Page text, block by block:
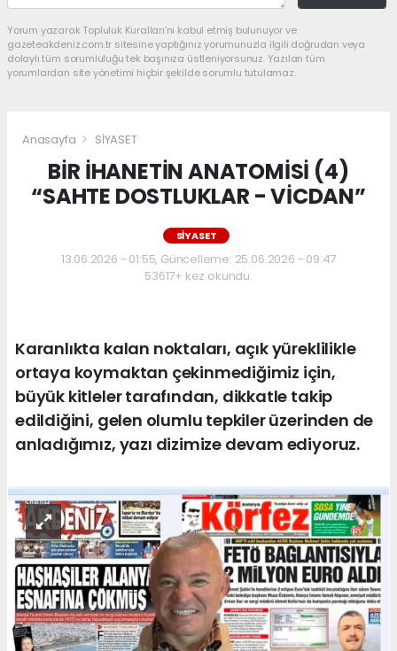
Yorum yazarak Topluluk Kuralları’nı kabul etmiş bulunuyor ve
gazeteakdeniz.com.tr sitesine yaptığınız yorumunuzla ilgili doğrudan veya
dolaylı tüm sorumluluğu tek başınıza üstleniyorsunuz. Yazılan tüm
yorumlardan site yönetimi hiçbir şekilde sorumlu tutulamaz.
Anasayfa SİYASET
BİR İHANETİN ANATOMİSİ (4)
“SAHTE DOSTLUKLAR - VİCDAN”
SİYASET
13.06.2026 - 01:55, Güncelleme: 25.06.2026 - 09:47
53617+ kez okundu.
Karanlıkta kalan noktaları, açık yüreklilikle
ortaya koymaktan çekinmediğimiz için,
büyük kitleler tarafından, dikkatle takip
edildiğini, gelen olumlu tepkiler üzerinden de
anladığımız, yazı dizimize devam ediyoruz.